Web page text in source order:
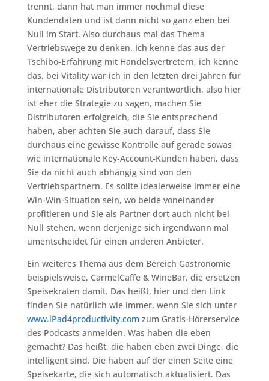
trennt, dann hat man immer nochmal diese
Kundendaten und ist dann nicht so ganz eben bei
Null im Start. Also durchaus mal das Thema
Vertriebswege zu denken. Ich kenne das aus der
Tschibo-Erfahrung mit Handelsvertretern, ich kenne
das, bei Vitality war ich in den letzten drei Jahren für
internationale Distributoren verantwortlich, also hier
ist eher die Strategie zu sagen, machen Sie
Distributoren erfolgreich, die Sie entsprechend
haben, aber achten Sie auch darauf, dass Sie
durchaus eine gewisse Kontrolle auf gerade sowas
wie internationale Key-Account-Kunden haben, dass
Sie da nicht auch abhängig sind von den
Vertriebspartnern. Es sollte idealerweise immer eine
Win-Win-Situation sein, wo beide voneinander
profitieren und Sie als Partner dort auch nicht bei
Null stehen, wenn derjenige sich irgendwann mal
umentscheidet für einen anderen Anbieter.
Ein weiteres Thema aus dem Bereich Gastronomie
beispielsweise, CarmelCaffe & WineBar, die ersetzen
Speisekraten damit. Das heißt, hier und den Link
finden Sie natürlich wie immer, wenn Sie sich unter
www.iPad4productivity.com zum Gratis-Hörerservice
des Podcasts anmelden. Was haben die eben
gemacht? Das heißt, die haben eben zwei Dinge, die
intelligent sind. Die haben auf der einen Seite eine
Speisekarte, die sich automatisch aktualisiert. Das